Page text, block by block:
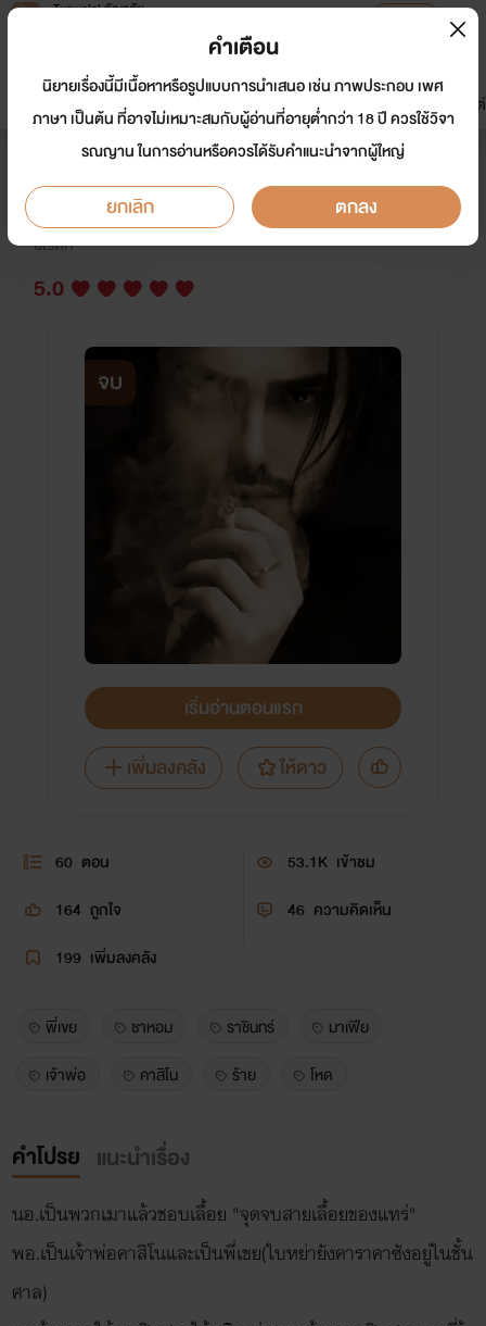
Tunwalai ธัญวลัย
หน้าแรก นิยาย อีบุ๊ก การ์ตูน
มาใหม่
ดรีมแชท ธัญลิสต์
พี่เขยมาเฟีย 25+
นักเขียน: paper stories
อีโรติก
5.0
จบ
เริ่มอ่านตอนแรก
เพิ่มลงคลัง
ให้ดาว
60 ตอน 53.1K เข้าชม
164 ถูกใจ 46 ความคิดเห็น
199 เพิ่มลงคลัง
พี่เขย ชาหอม ราชินทร์
มาเฟีย
เจ้าพ่อ
คาสิโน ร้าย โหด
คำโปรย แนะนำเรื่อง
นอ.เป็นพวกเมาแล้วชอบเลื้อย "จุดจบสายเลื้อยของแทร่"
พอ.เป็นเจ้าพ่อคาสิโนและเป็นพี่เขย(ใบหย่ายังคาราคาซังอยู่ในชั้น
ศาล)
คำเตือน
นิยายเรื่องนี้มีเนื้อหาหรือรูปแบบการนำเสนอ เช่น ภาพประกอบ เพศ
ภาษา เป็นต้น ที่อาจไม่เหมาะสมกับผู้อ่านที่อายุต่ำกว่า 18 ปี ควรใช้วิจา
รณญาน ในการอ่านหรือควรได้รับคำแนะนำจากผู้ใหญ่
ยกเลิก ตกลง